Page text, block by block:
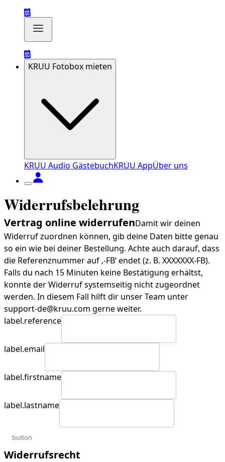
KRUU Fotobox mieten
KRUU Audio GästebuchKRUU AppÜber uns
Widerrufsbelehrung
Vertrag online widerrufenDamit wir deinen
Widerruf zuordnen können, gib deine Daten bitte genau
so ein wie bei deiner Bestellung. Achte auch darauf, dass
die Referenznummer auf ‚-FB‘ endet (z. B. XXXXXXX-FB).
Falls du nach 15 Minuten keine Bestätigung erhältst,
konnte der Widerruf systemseitig nicht zugeordnet
werden. In diesem Fall hilft dir unser Team unter
support-de@kruu.com gerne weiter.
label.reference
label.email
label.firstname
label.lastname
button
Widerrufsrecht